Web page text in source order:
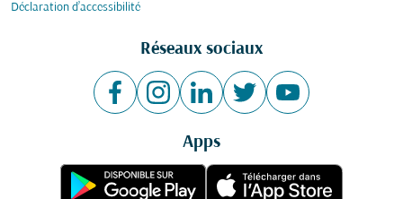
Déclaration d’accessibilité
Réseaux sociaux
Apps